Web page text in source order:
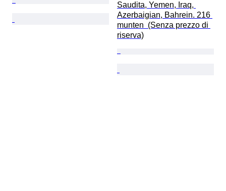
Saudita, Yemen, Iraq,
Azerbaigian, Bahrein. 216
munten  (Senza prezzo di
riserva)